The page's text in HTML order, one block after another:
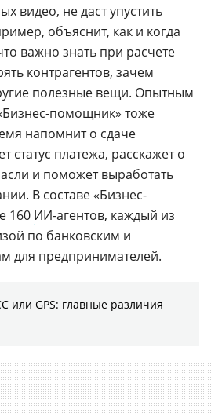
видео, не даст упустить
объяснит, как и когда
важно знать при расчете
контрагентов, зачем
полезные вещи. Опытным
помощник» тоже
напомнит о сдаче
статус платежа, расскажет о
и поможет выработать
В составе «Бизнес-
160 ИИ-агентов, каждый из
по банковским и
для предпринимателей.
GPS: главные различия